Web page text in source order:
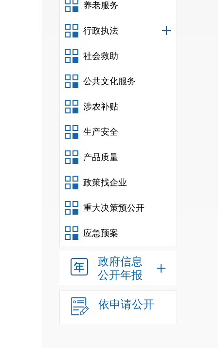
养老服务
行政执法
社会救助
公共文化服务
涉农补贴
生产安全
产品质量
政策找企业
重大决策预公开
应急预案
政府信息
公开年报
依申请公开